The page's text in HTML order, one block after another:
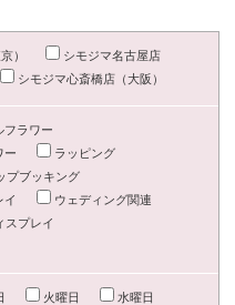
）
シモジマ名古屋店
シモジマ心斎橋店（大阪）
フラワー
ー
ラッピング
プブッキング
イ
ウェディング関連
スプレイ
火曜日
水曜日